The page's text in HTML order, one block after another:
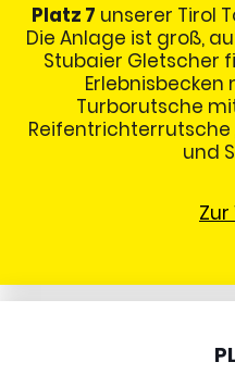
Platz 7 unserer Tirol
Die Anlage ist groß,
Stubaier Gletscher
Turborutsche
Reifentrichterrutsche
und